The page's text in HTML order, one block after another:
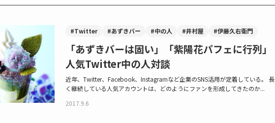
#Twitter #あずきバー #中の人 #井村屋 #伊藤久右衛門
「あずきバーは固い」「紫陽花パフェに行列」
人気Twitter中の人対談
近年、Twitter、Facebook、Instagramなど企業のSNS活用が定着している。 長
く継続している人気アカウントは、どのようにファンを形成してきたのか...
2017.9.6